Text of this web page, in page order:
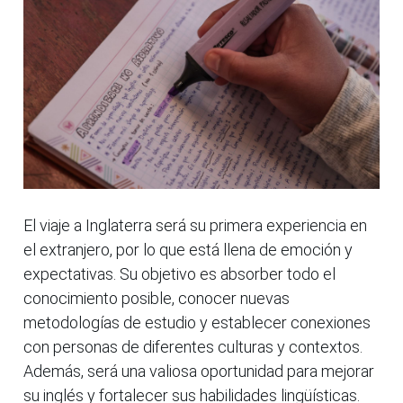
El viaje a Inglaterra será su primera experiencia en
el extranjero, por lo que está llena de emoción y
expectativas. Su objetivo es absorber todo el
conocimiento posible, conocer nuevas
metodologías de estudio y establecer conexiones
con personas de diferentes culturas y contextos.
Además, será una valiosa oportunidad para mejorar
su inglés y fortalecer sus habilidades lingüísticas.